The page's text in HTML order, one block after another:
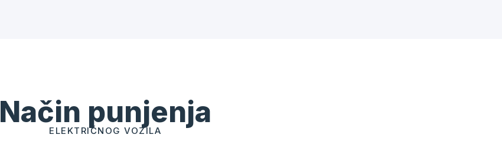
Način punjenja
ELEKTRIČNOG VOZILA